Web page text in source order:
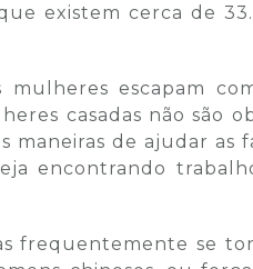
existem cerca de
mulheres escapam
casadas não são
de ajudar as
encontrando
frequentemente se